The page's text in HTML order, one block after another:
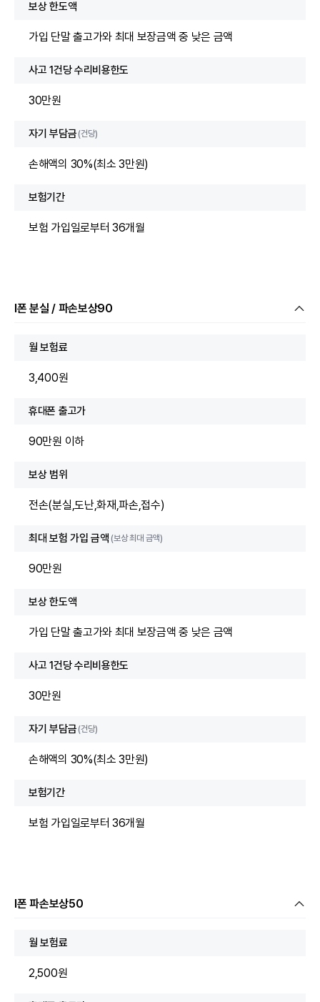
보상 한도액
가입 단말 출고가와 최대 보장금액 중 낮은 금액
사고 1건당 수리비용한도
30만원
자기 부담금(건당)
손해액의 30%(최소 3만원)
보험기간
보험 가입일로부터 36개월
I폰 분실 / 파손보상90
월 보험료
3,400원
휴대폰 출고가
90만원 이하
보상 범위
전손(분실,도난,화재,파손,접수)
최대 보험 가입 금액 (보상 최대 금액)
90만원
보상 한도액
가입 단말 출고가와 최대 보장금액 중 낮은 금액
사고 1건당 수리비용한도
30만원
자기 부담금(건당)
손해액의 30%(최소 3만원)
보험기간
보험 가입일로부터 36개월
I폰 파손보상50
월 보험료
2,500원